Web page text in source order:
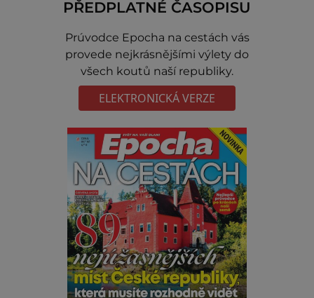
PŘEDPLATNÉ ČASOPISU
Prúvodce Epocha na cestách vás
provede nejkrásnějšími výlety do
všech koutů naší republiky.
ELEKTRONICKÁ VERZE